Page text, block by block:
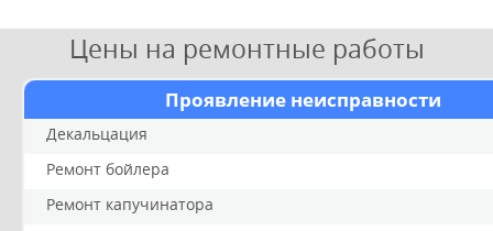
Цены на ремонтные работы
Проявление неисправности
Декальцация
Ремонт бойлера
Ремонт капучинатора